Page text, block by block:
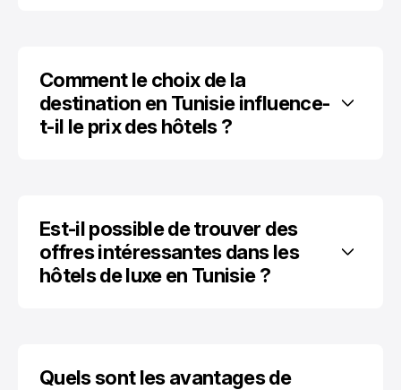
Comment le choix de la
destination en Tunisie influence-
t-il le prix des hôtels ?
Est-il possible de trouver des
offres intéressantes dans les
hôtels de luxe en Tunisie ?
Quels sont les avantages de